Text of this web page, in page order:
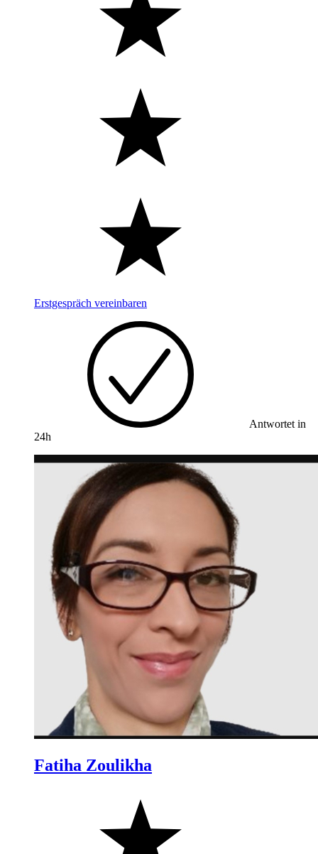
Erstgespräch vereinbaren
Antwortet in
24h
Fatiha Zoulikha